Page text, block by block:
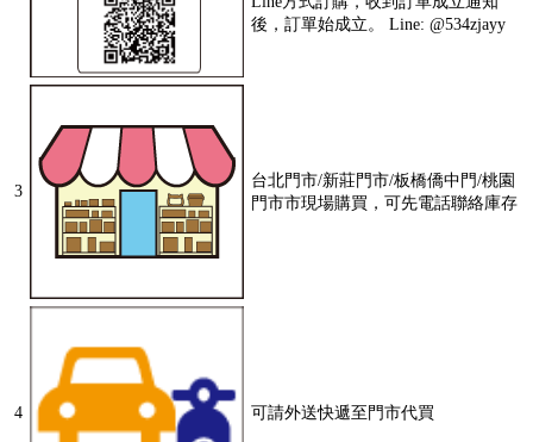
後，訂單始成立。 Line: @534zjayy
3
台北門市/新莊門市/板橋僑中門/桃園
門市市現場購買，可先電話聯絡庫存
4 可請外送快遞至門市代買